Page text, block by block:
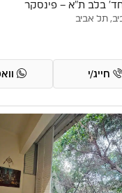
תל אביב
חייג/י